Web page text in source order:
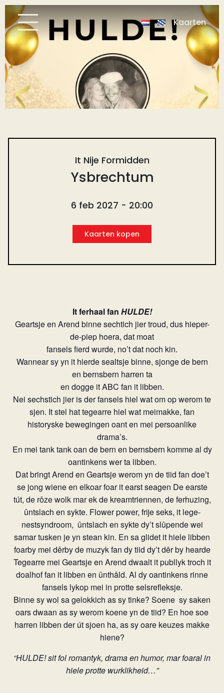
Kaarten
It Nije Formidden
Ysbrechtum
6 feb 2027 - 20:00
Kaarten kopen
It ferhaal fan HULDE!
Geartsje en Arend binne sechtich jier troud, dus hieper-
de-piep hoera, dat moat
fansels fierd wurde, no’t dat noch kin.
Wannear sy yn it hierde sealtsje binne, sjonge de bern
en bernsbern harren ta
en dogge it ABC fan it libben.
Nei sechstich jier is der fansels hiel wat om op werom te
sjen. It stel hat tegearre hiel wat meimakke, fan
historyske bewegingen oant en mei persoanlike
drama’s.
En mei tank tank oan de bern en bernsbern komme al dy
oantinkens wer ta libben.
Dat bringt Arend en Geartsje werom yn de tiid fan doe’t
se jong wiene en elkoar foar it earst seagen De earste
tút, de rôze wolk mar ek de kreamtriennen, de ferhuzing,
ûntslach en sykte. Flower power, frije seks, it lege-
nestsyndroom, ûntslach en sykte dy’t slûpende wei
samar tusken je yn stean kin. En sa glidet it hiele libben
foarby mei dêrby de muzyk fan dy tiid dy’t dêr by hearde
Tegearre mei Geartsje en Arend dwaalt it publlyk troch it
doalhof fan it libben en ûnthâld. Al dy oantinkens rinne
fansels lykop mei in protte selsrefleksje.
Binne sy wol sa gelokkich as sy tinke? Soene sy saken
oars dwaan as sy werom koene yn de tiid? En hoe soe
harren libben der út sjoen ha, as sy oare keuzes makke
hiene?
“HULDE! sit fol romantyk, drama en humor, mar foaral in
hiele protte wurklikheid…”